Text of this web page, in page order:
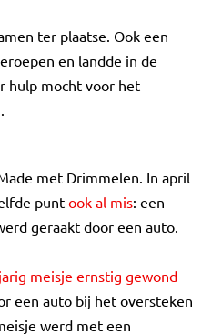
ter plaatse. Ook een
en landde in de
hulp mocht voor het
met Drimmelen. In april
punt ook al mis: een
geraakt door een auto.
meisje ernstig gewond
een auto bij het oversteken
werd met een